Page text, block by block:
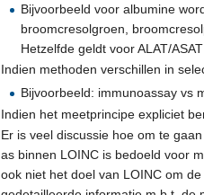
Bijvoorbeeld voor albumine
broomcresolgroen,
Hetzelfde geldt voor ALAT/
Indien methoden verschillen in
Bijvoorbeeld: immunoassay vs
Indien het meetprincipe expliciet
Er is veel discussie hoe om te
as binnen LOINC is bedoeld voor
ook niet het doel van LOINC om